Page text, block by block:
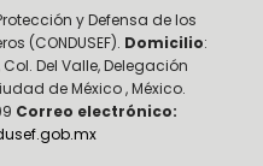
y Defensa de los
(CONDUSEF). Domicilio:
Del Valle, Delegación
de México , México.
Correo electrónico: